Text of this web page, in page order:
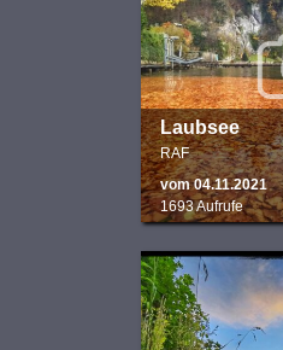
Laubsee
RAF
vom 04.11.2021
1693 Aufrufe